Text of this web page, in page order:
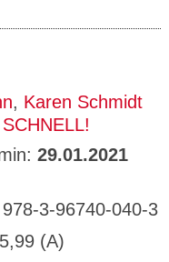
, Karen Schmidt
29.01.2021
3-96740-040-3
(A)